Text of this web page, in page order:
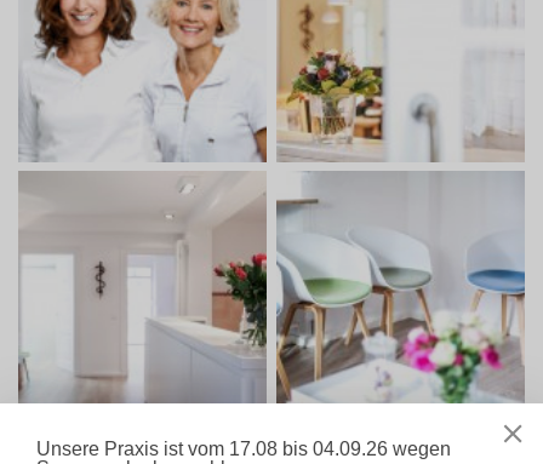
Unsere Praxis ist vom 17.08 bis 04.09.26 wegen